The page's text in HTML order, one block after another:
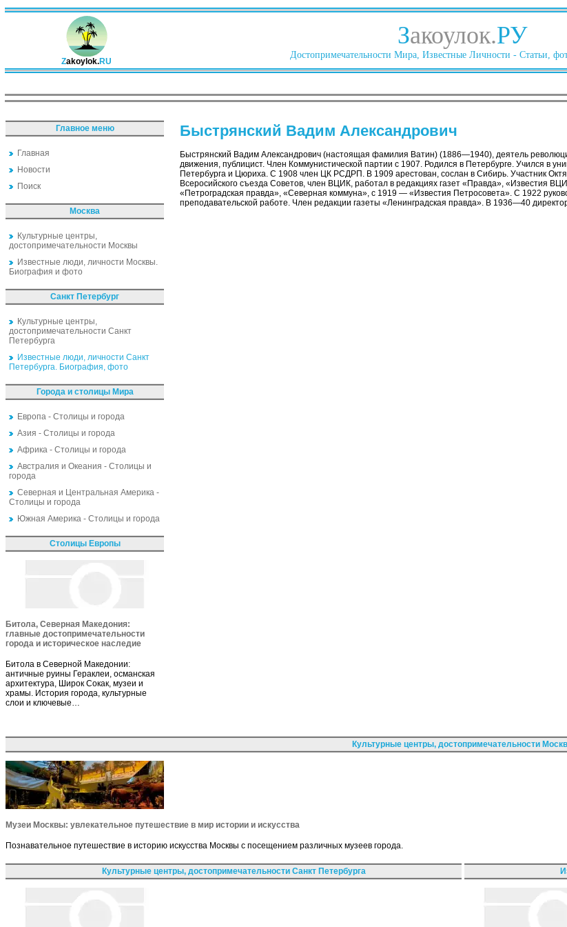
Zakoylok.RU
Закоулок.РУ
Достопримечательности Мира, Известные Личности - Статьи,
Главное меню
Главная
Новости
Поиск
Москва
Культурные центры,
достопримечательности Москвы
Известные люди, личности Москвы.
Биография и фото
Санкт Петербург
Культурные центры,
достопримечательности Санкт
Петербурга
Известные люди, личности Санкт
Петербурга. Биография, фото
Города и столицы Мира
Европа - Столицы и города
Азия - Столицы и города
Африка - Столицы и города
Австралия и Океания - Столицы и
города
Северная и Центральная Америка -
Столицы и города
Южная Америка - Столицы и города
Столицы Европы
Битола, Северная Македония:
главные достопримечательности
города и историческое наследие
Битола в Северной Македонии:
античные руины Гераклеи, османская
архитектура, Широк Сокак, музеи и
храмы. История города, культурные
слои и ключевые…
Быстрянский Вадим Александрович
Быстрянский Вадим Александрович (настоящая фамилия Ватин) (1886—1940), деятель
движения, публицист. Член Коммунистической партии с 1907. Родился в Петербурге. Учился в
Петербурга и Цюриха. С 1908 член ЦК РСДРП. В 1909 арестован, сослан в Сибирь. Участник
Всеросийского съезда Советов, член ВЦИК, работал в редакциях газет «Правда», «Известия
«Петроградская правда», «Северная коммуна», с 1919 — «Известия Петросовета». С 1922
преподавательской работе. Член редакции газеты «Ленинградская правда». В 1936—40
Культурные центры, достопримечательности
Музеи Москвы: увлекательное путешествие в мир истории и искусства
Познавательное путешествие в историю искусства Москвы с посещением различных музеев города.
Культурные центры, достопримечательности Санкт Петербурга